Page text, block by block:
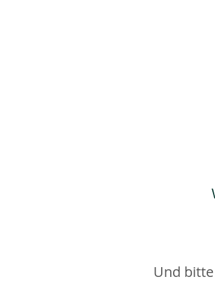
Und